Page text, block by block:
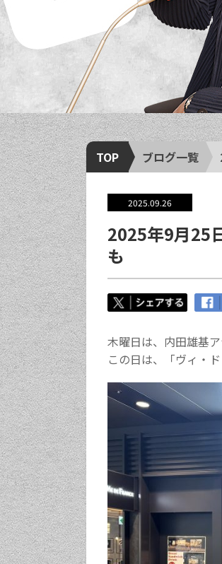
TOP ブログ一覧
2025.09.26
2025年9月25
も
木曜日は、内田雄基
この日は、「ヴィ・